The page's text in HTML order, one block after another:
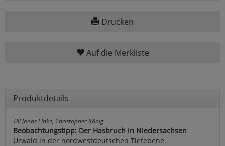
Drucken
Auf die Merkliste
Produktdetails
Till Jonas Linke, Christopher König
Beobachtungstipp: Der Hasbruch in Niedersachsen
Urwald in der nordwestdeutschen Tiefebene